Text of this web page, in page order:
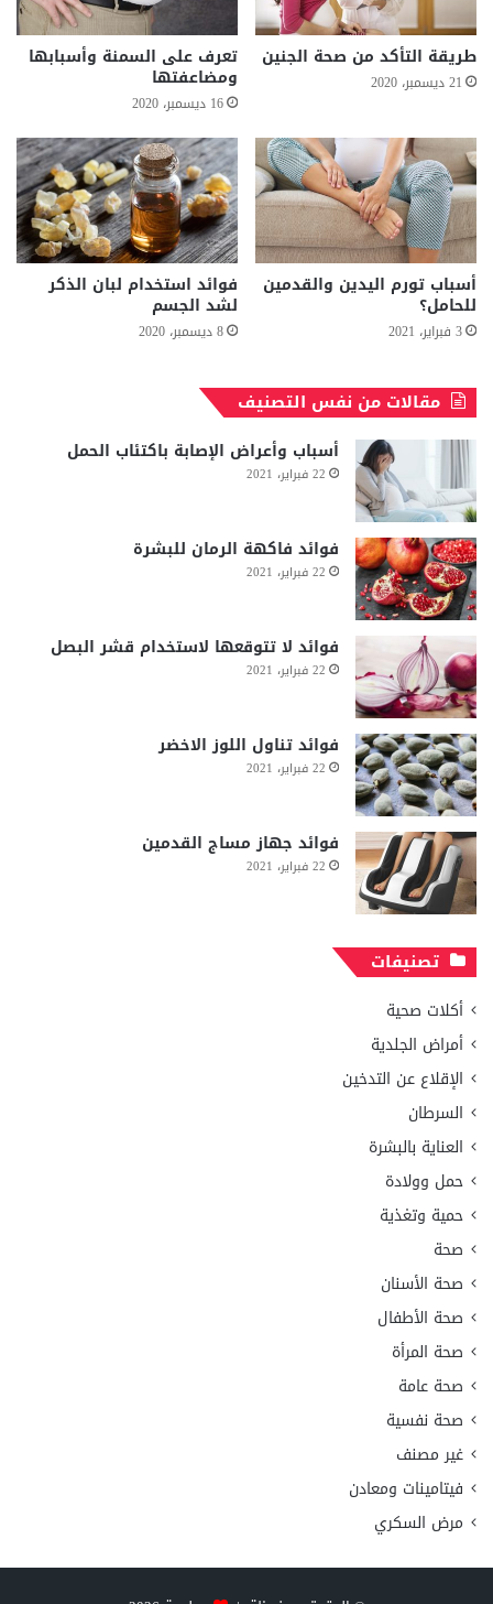
طريقة التأكد من صحة الجنين
21 ديسمبر، 2020
تعرف على السمنة وأسبابها
ومضاعفتها
16 ديسمبر، 2020
أسباب تورم اليدين والقدمين
للحامل؟
3 فبراير، 2021
فوائد استخدام لبان الذكر
لشد الجسم
8 ديسمبر، 2020
مقالات من نفس التصنيف
أسباب وأعراض الإصابة باكتئاب الحمل
22 فبراير، 2021
فوائد فاكهة الرمان للبشرة
22 فبراير، 2021
فوائد لا تتوقعها لاستخدام قشر البصل
22 فبراير، 2021
فوائد تناول اللوز الاخضر
22 فبراير، 2021
فوائد جهاز مساج القدمين
22 فبراير، 2021
تصنيفات
أكلات صحية
أمراض الجلدية
الإقلاع عن التدخين
السرطان
العناية بالبشرة
حمل وولادة
حمية وتغذية
صحة
صحة الأسنان
صحة الأطفال
صحة المرأة
صحة عامة
صحة نفسية
غير مصنف
فيتامينات ومعادن
مرض السكري